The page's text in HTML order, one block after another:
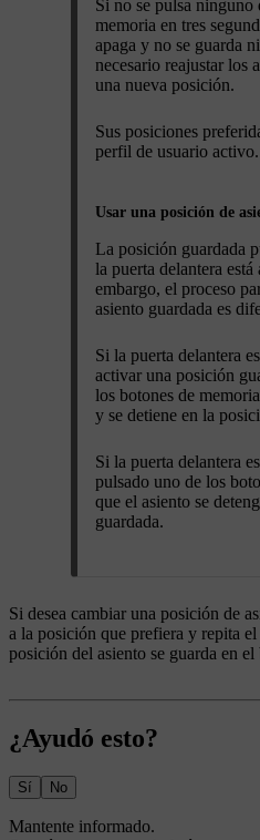
Si no se pulsa ninguno
memoria en tres
apaga y no se guarda
necesario reajustar los
una nueva posición.
Sus posiciones
perfil de usuario activo.
Usar una posición de
La posición guardada
la puerta delantera
embargo, el proceso
asiento guardada es
Si la puerta delantera
activar una posición
los botones de
y se detiene en la
Si la puerta delantera
pulsado uno de los
que el asiento se
guardada.
Si desea cambiar una posición de
a la posición que prefiera y repita
posición del asiento se guarda en
¿Ayudó esto?
Sí No